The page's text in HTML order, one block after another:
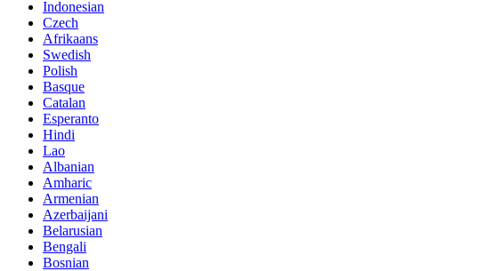
Indonesian
Czech
Afrikaans
Swedish
Polish
Basque
Catalan
Esperanto
Hindi
Lao
Albanian
Amharic
Armenian
Azerbaijani
Belarusian
Bengali
Bosnian